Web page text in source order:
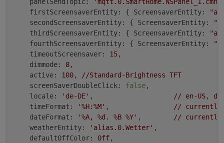
firstScreensaverEntity:
{ ScreensaverEntity:
secondScreensaverEntity:
{ ScreensaverEntity:
thirdScreensaverEntity:
{ ScreensaverEntity:
fourthScreensaverEntity:
{ ScreensaverEntity:
timeoutScreensaver:
15,
dimmode:
8,
active:
100, //Standard-Brightness TFT
screenSaverDoubleClick:
false,
locale:
'de-DE' , // en-US,
timeFormat:
'%H:%M' , //
currently
dateFormat:
'%A, %d. %B %Y' , //
currently
weatherEntity:
'alias.0.Wetter' ,
defaultOffColor:
Off,